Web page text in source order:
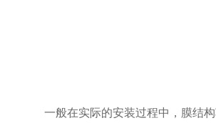
一般在实际的安装过程中，膜结构